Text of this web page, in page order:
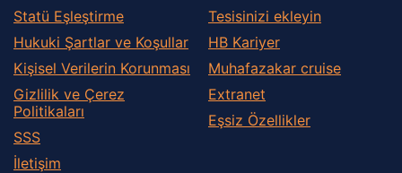
Statü Eşleştirme
Hukuki Şartlar ve Koşullar
Kişisel Verilerin Korunması
Gizlilik ve Çerez
Politikaları
SSS
İletişim
Tesisinizi ekleyin
HB Kariyer
Muhafazakar сruise
Extranet
Eşsiz Özellikler